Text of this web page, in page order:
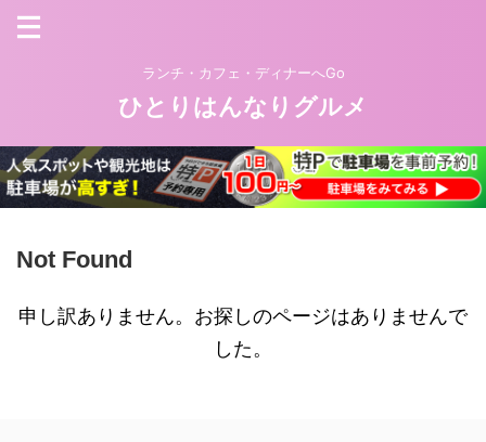
ランチ・カフェ・ディナーへGo
ひとりはんなりグルメ
Not Found
申し訳ありません。お探しのページはありませんで
した。